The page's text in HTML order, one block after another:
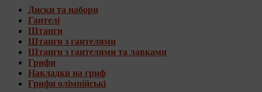
Диски та набори
Гантелі
Штанги
Штанги з гантелями
Штанги з гантелями та лавками
Грифи
Накладки на гриф
Грифи олімпійські